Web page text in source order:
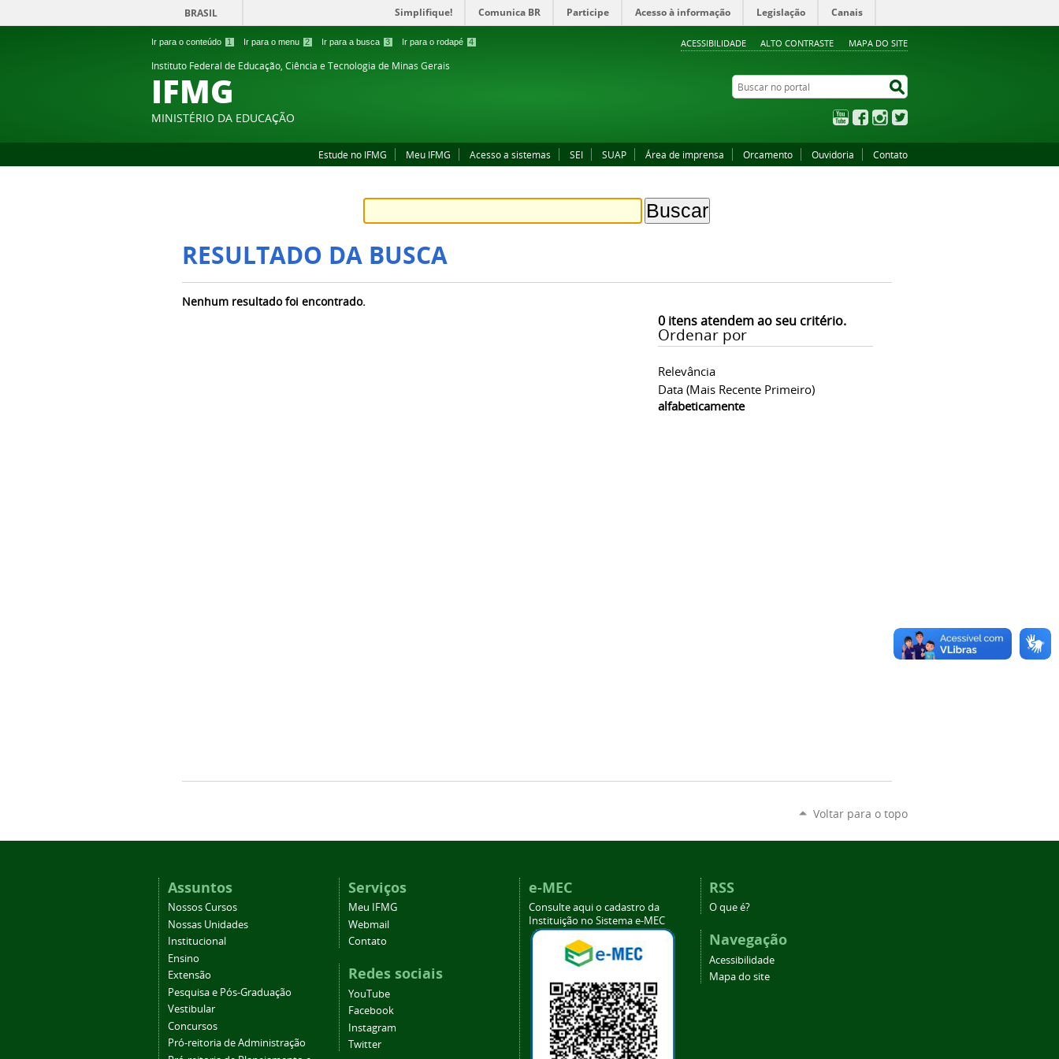
Ir para o conteúdo 1 Ir para o menu 2 Ir para a busca 3 Ir para o rodapé 4 ACESSIBILIDADE ALTO CONTRASTE MAPA DO SITE
BRASIL Simplifique! Comunica BR Participe Acesso à informação Legislação Canais
Instituto Federal de Educação, Ciência e Tecnologia de Minas Gerais
IFMG
MINISTÉRIO DA EDUCAÇÃO
Buscar no portal
YouTubeFacebookInstagram
Estude no IFMG Meu IFMG Acesso a sistemas SEI SUAP Área de imprensa Orcamento Ouvidoria Contato
RESULTADO DA BUSCA
0itens atendem ao seu critério.
Ordenar por
Relevância
Data (mais Recente Primeiro)
alfabeticamente
Nenhum resultado foi encontrado.
Voltar para o topo
Assuntos
Nossos Cursos
Nossas Unidades
Institucional
Ensino
Extensão
Pesquisa e Pós-Graduação
Vestibular
Concursos
Pró-reitoria de Administração
Serviços
Meu IFMG
Webmail
Contato
Redes sociais
YouTube
Facebook
Instagram
Twitter
e-MEC
Consulte aqui o cadastro da
Instituição no Sistema e-MEC
RSS
O que é?
Navegação
Acessibilidade
Mapa do site